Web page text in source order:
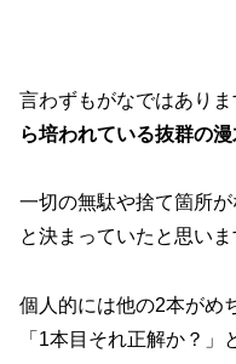
言わずもがなではありま
ら培われている抜群の漫
一切の無駄や捨て箇所
と決まっていたと思いま
個人的には他の2本がめ
「1本目それ正解か？